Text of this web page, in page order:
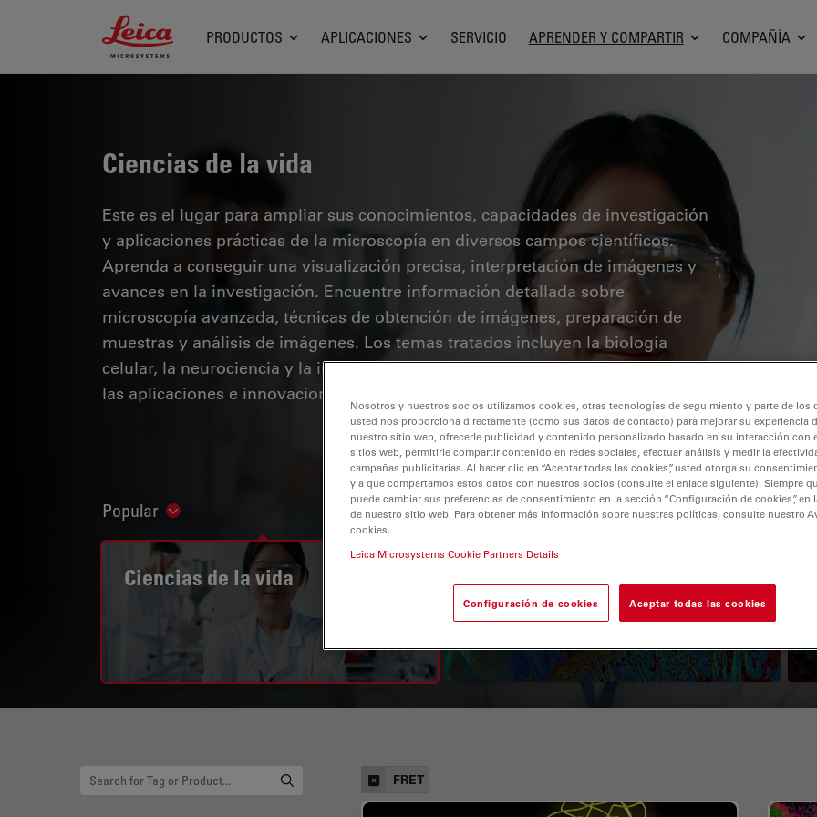
Leica Microsystems Logo
PRODUCTOS APLICACIONES SERVICIO APRENDER Y COMPARTIR COMPAÑÍA
Ciencias de la vida
Este es el lugar para ampliar sus conocimientos, capacidades de investigación
y aplicaciones prácticas de la microscopía en diversos campos científicos.
Aprenda a conseguir una visualización precisa, interpretación de imágenes y
avances en la investigación. Encuentre información detallada sobre
microscopía avanzada, técnicas de obtención de imágenes, preparación de
muestras y análisis de imágenes. Los temas tratados incluyen la biología
celular, la neurociencia y la investigación del cáncer, con especial atención a
las aplicaciones e innovaciones de vanguardia.
Popular Show subnavigation
Ciencias de la vida
Lifetime Imaging Microscopy
FRET
Nosotros y nuestros socios utilizamos cookies, otras tecnologías de seguimiento y parte de los
usted nos proporciona directamente (como sus datos de contacto) para mejorar su experiencia
nuestro sitio web, ofrecerle publicidad y contenido personalizado basado en su interacción con
sitios web, permitirle compartir contenido en redes sociales, efectuar análisis y medir la
campañas publicitarias. Al hacer clic en “Aceptar todas las cookies”, usted otorga su
y a que compartamos estos datos con nuestros socios (consulte el enlace siguiente). Siempre
puede cambiar sus preferencias de consentimiento en la sección “Configuración de cookies”, en
de nuestro sitio web. Para obtener más información sobre nuestras políticas, consulte nuestro
cookies.
Leica Microsystems Cookie Partners Details
Configuración de cookies Aceptar todas las cookies